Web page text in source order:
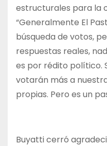
estructurales para la
“Generalmente El
búsqueda de votos,
respuestas reales,
es por rédito político.
votarán más a
propias. Pero es un
Buyatti cerró